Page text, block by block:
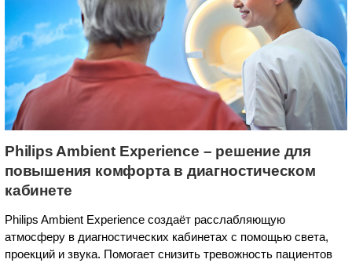
Philips Ambient Experience – решение для
повышения комфорта в диагностическом
кабинете
Philips Ambient Experience создаёт расслабляющую
атмосферу в диагностических кабинетах с помощью света,
проекций и звука. Помогает снизить тревожность пациентов